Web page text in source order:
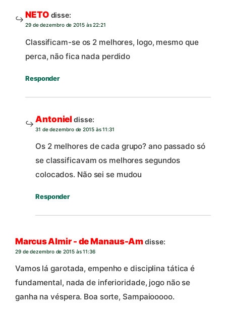
NETO disse:
29 de dezembro de 2015 às 22:21
Classificam-se os 2 melhores, logo, mesmo que
perca, não fica nada perdido
Responder
Antonieldisse:
31 de dezembro de 2015 às 11:31
Os 2 melhores de cada grupo? ano passado só
se classificavam os melhores segundos
colocados. Não sei se mudou
Responder
Marcus Almir - de Manaus-Amdisse:
29 de dezembro de 2015 às 11:36
Vamos lá garotada, empenho e disciplina tática é
fundamental, nada de inferioridade, jogo não se
ganha na véspera. Boa sorte, Sampaiooooo.